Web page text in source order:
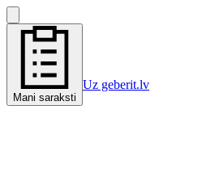
Mani saraksti
Uz geberit.lv